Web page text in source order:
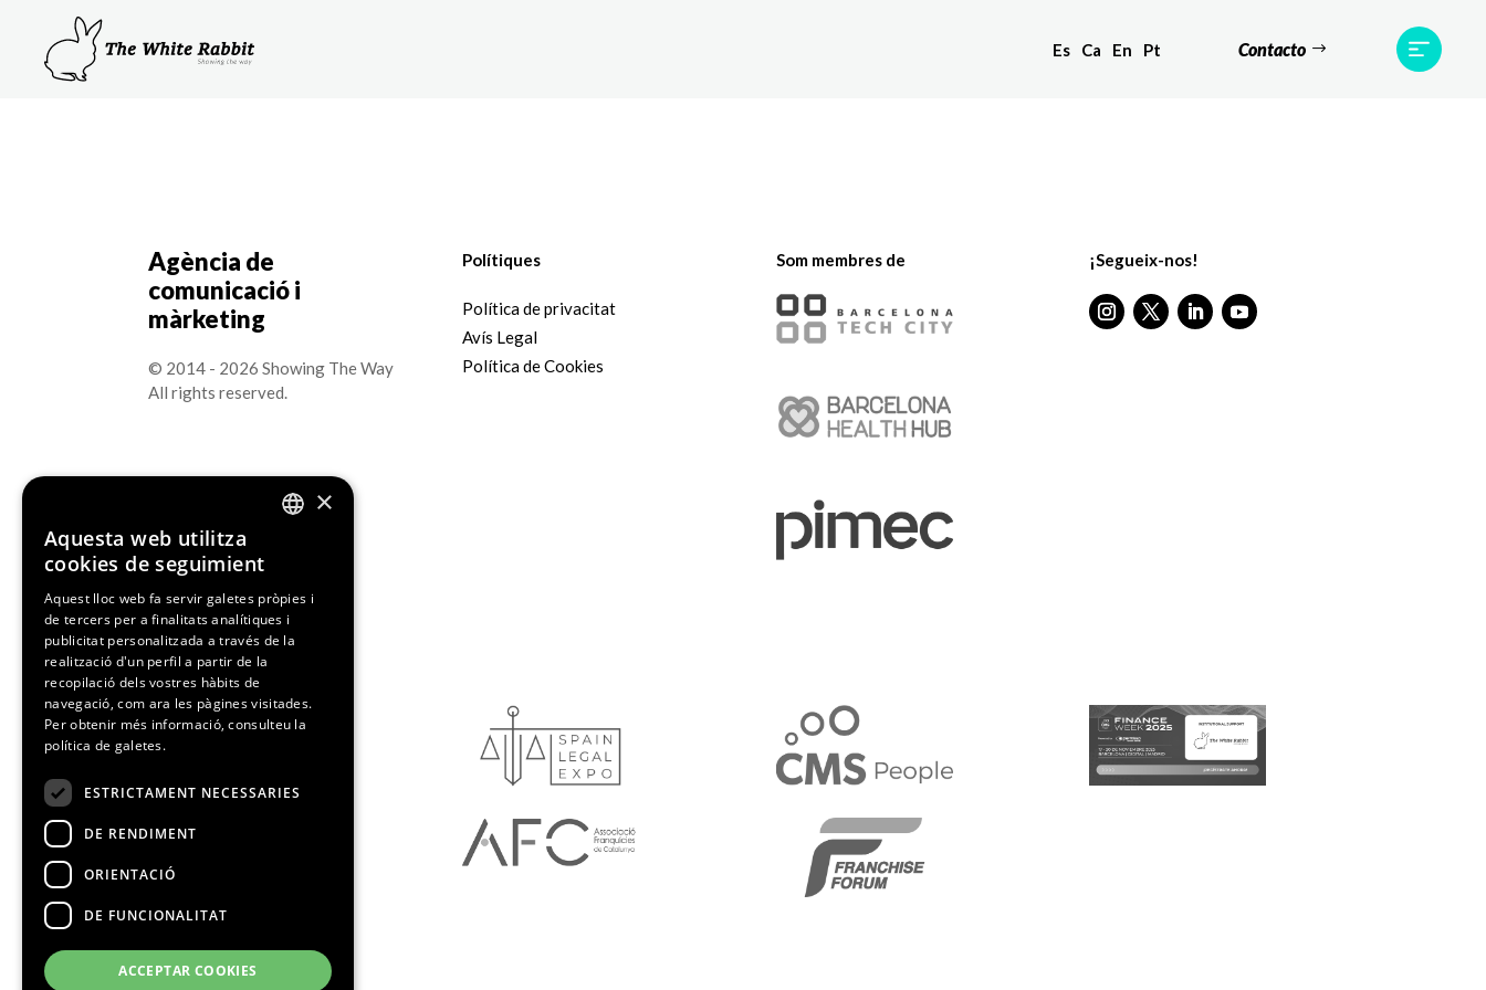
Es Ca En Pt Contacto
Agència de
comunicació i
màrketing
© 2014 - 2026 Showing The Way
All rights reserved.
Polítiques
Política de privacitat
Avís Legal
Política de Cookies
Som membres de ¡Segueix-nos!
Media Partners
CATALAN
×
Aquesta web utilitza
cookies de seguimient
Aquest lloc web fa servir galetes pròpies i
de tercers per a finalitats analítiques i
publicitat personalitzada a través de la
realització d'un perfil a partir de la
recopilació dels vostres hàbits de
navegació, com ara les pàgines visitades.
Per obtenir més informació, consulteu la
política de galetes.
ESTRICTAMENT NECESSARIES
DE RENDIMENT
ORIENTACIÓ
DE FUNCIONALITAT
ACCEPTAR COOKIES